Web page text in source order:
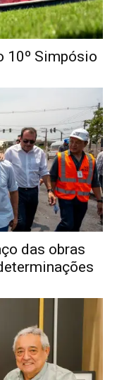
10º Simpósio
das obras